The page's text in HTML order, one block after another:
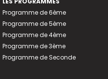
Programme de 6ème
Programme de 5ème
Programme de 4ème
Programme de 3ème
Programme de Seconde